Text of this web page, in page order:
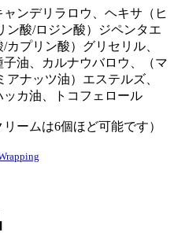
ャンデリラロウ、ヘキサ（ヒ
ン酸/ロジン酸）ジペンタエ
プリン酸）グリセリル、
油、カルナウバロウ、（マ
ナッツ油）エステルズ、
カ油、トコフェロール
ームは6個ほど可能です）